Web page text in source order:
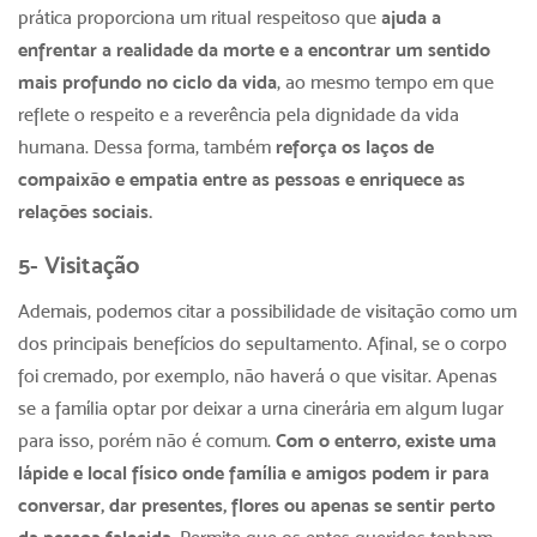
prática proporciona um ritual respeitoso que ajuda a
enfrentar a realidade da morte e a encontrar um sentido
mais profundo no ciclo da vida, ao mesmo tempo em que
reflete o respeito e a reverência pela dignidade da vida
humana. Dessa forma, também reforça os laços de
compaixão e empatia entre as pessoas e enriquece as
relações sociais.
5- Visitação
Ademais, podemos citar a possibilidade de visitação como um
dos principais benefícios do sepultamento. Afinal, se o corpo
foi cremado, por exemplo, não haverá o que visitar. Apenas
se a família optar por deixar a urna cinerária em algum lugar
para isso, porém não é comum. Com o enterro, existe uma
lápide e local físico onde família e amigos podem ir para
conversar, dar presentes, flores ou apenas se sentir perto